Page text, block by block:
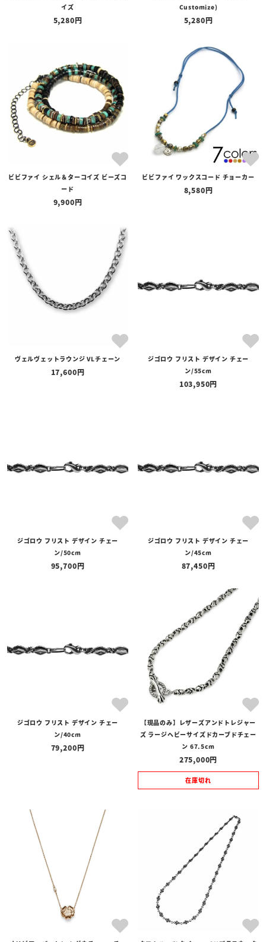
イズ
5,280
Customize)
5,280
ビビファイ シェル＆ターコイズ ビーズコ
ード
9,900
ビビファイ ワックスコード チョーカー
8,580
ヴェルヴェットラウンジ VLチェーン
17,600
ジゴロウ フリスト デザイン チェー
ン/55cm
103,950
ジゴロウ フリスト デザイン チェー
ン/50cm
95,700
ジゴロウ フリスト デザイン チェー
ン/45cm
87,450
ジゴロウ フリスト デザイン チェー
ン/40cm
79,200
【現品のみ】レザーズアンドトレジャー
ズ ラージヘビーサイズドカーブドチェー
ン 67.5cm
275,000
在庫切れ